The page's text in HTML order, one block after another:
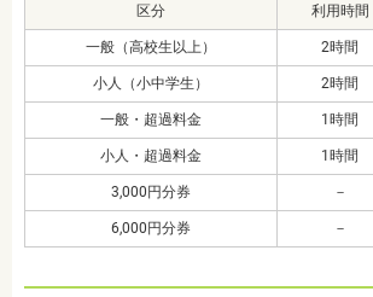
区分 利用時間
一般（高校生以上） 2時間
小人（小中学生） 2時間
一般・超過料金 1時間
小人・超過料金 1時間
3,000円分券 －
6,000円分券 －